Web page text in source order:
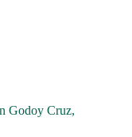
Godoy Cruz,